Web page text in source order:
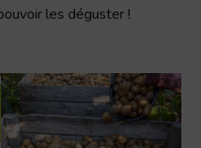
les déguster !